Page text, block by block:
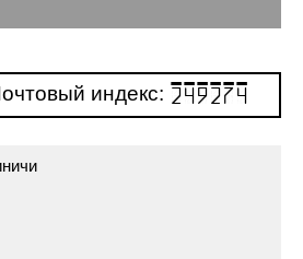
индекс: 249274